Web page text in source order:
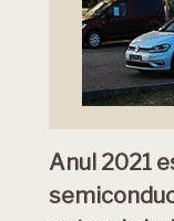
Anul 2021